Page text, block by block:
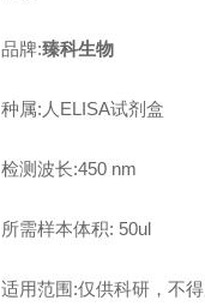
品牌:臻科生物
种属:人ELISA试剂盒
检测波长:450 nm
所需样本体积: 50ul
适用范围:仅供科研，不得